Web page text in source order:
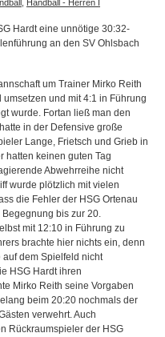
Handball - Herren I
Hardt eine unnötige 30:32-
an den SV Ohlsbach
um Trainer Mirko Reith
und mit 4:1 in Führung
wurde. Fortan ließ man den
in der Defensive große
Lange, Frietsch und Grieb in
hatten keinen guten Tag
Abwehrreihe nicht
wurde plötzlich mit vielen
die Fehler der HSG Ortenau
bis zur 20.
mit 12:10 in Führung zu
brachte hier nichts ein, denn
dem Spielfeld nicht
HSG Hardt ihren
Mirko Reith seine Vorgaben
beim 20:20 nochmals der
verwehrt. Auch
Rückraumspieler der HSG